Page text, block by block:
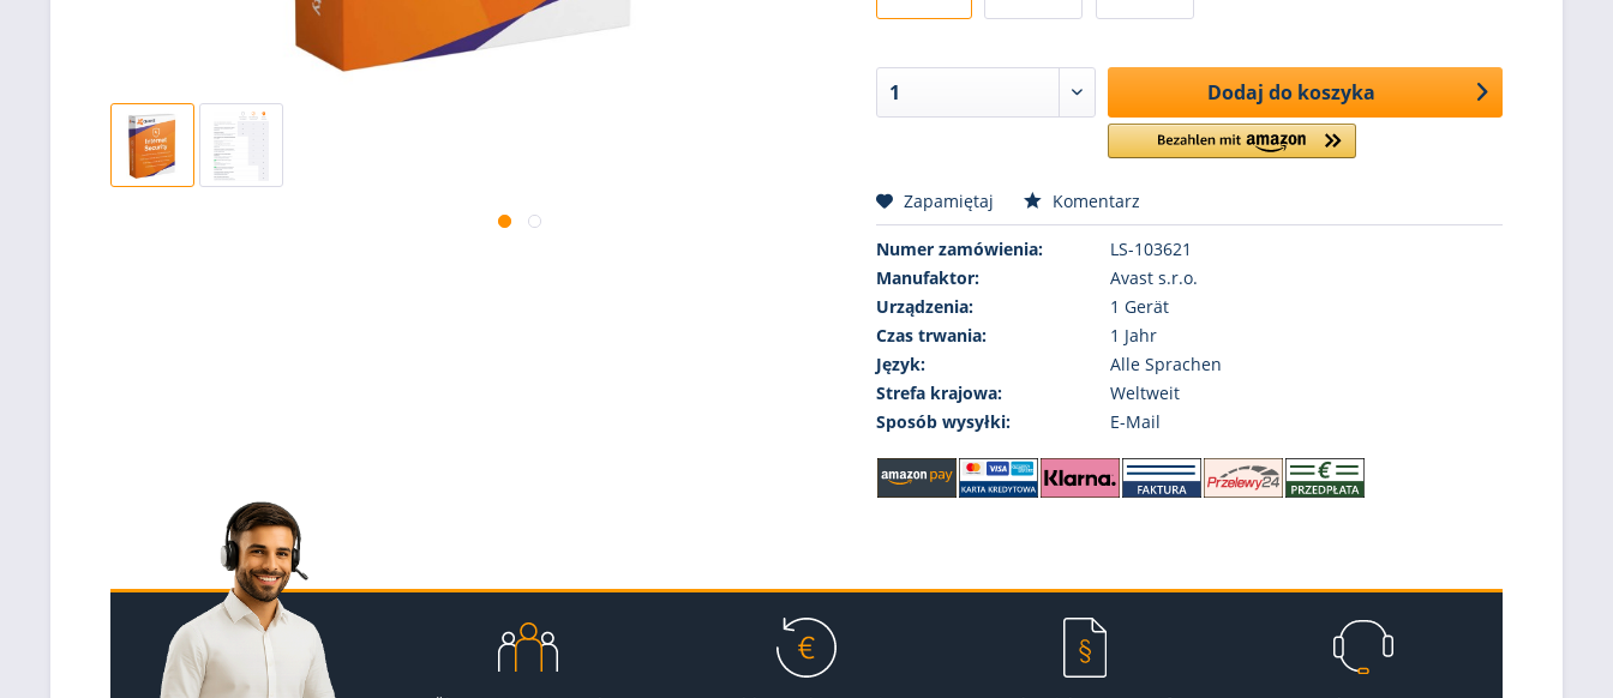
Dodaj do koszyka
Zapamiętaj Komentarz
Numer zamówienia:
LS-103621
Manufaktor:
Avast s.r.o.
Urządzenia:
1 Gerät
Czas trwania:
1 Jahr
Język:
Alle Sprachen
Strefa krajowa:
Weltweit
Sposób wysyłki:
E-Mail